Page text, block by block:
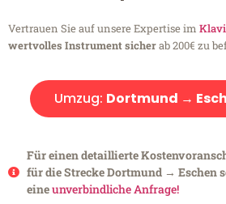
Vertrauen Sie auf unsere Expertise im
wertvolles Instrument sicherab 200€ zu
Umzug: Dortmund →
Für einen detaillierte
für die Strecke Dortmund → Eschen
eineunverbindliche Anfrage!